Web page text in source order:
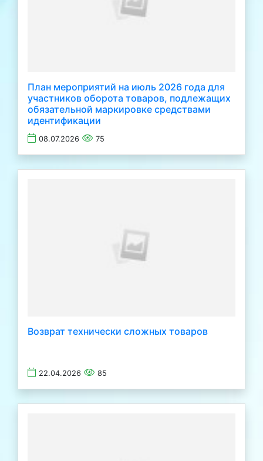
План мероприятий на июль 2026 года для
участников оборота товаров, подлежащих
обязательной маркировке средствами
идентификации
08.07.2026 75
Возврат технически сложных товаров
22.04.2026 85